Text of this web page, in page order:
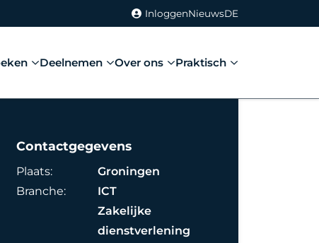
InloggenNieuwsDE
Deelnemen Over ons Praktisch
Contactgegevens
Plaats:
Groningen
Branche:
ICT
Zakelijke
dienstverlening